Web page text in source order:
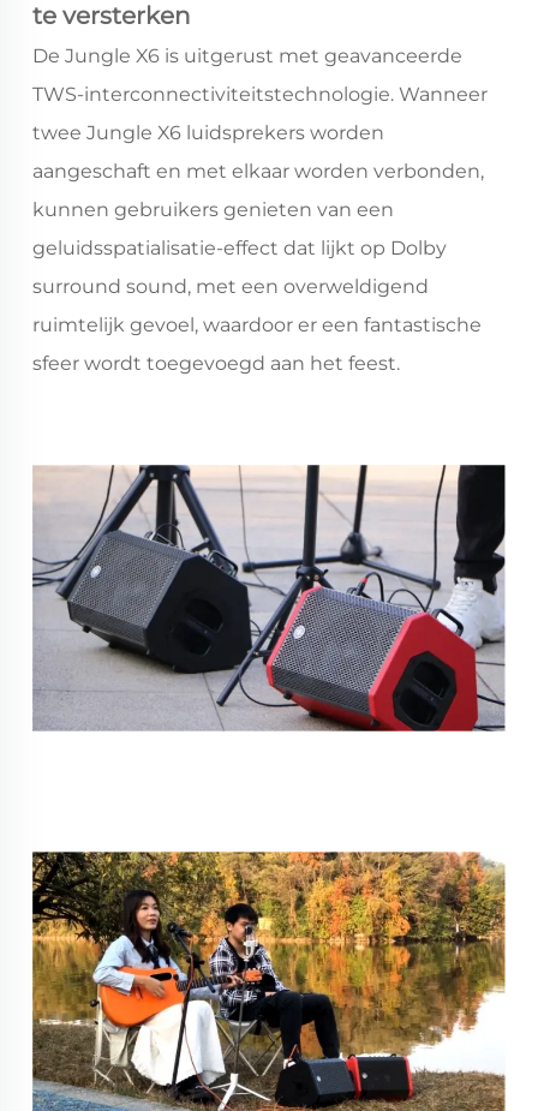
te versterken
De Jungle X6 is uitgerust met geavanceerde
TWS-interconnectiviteitstechnologie. Wanneer
twee Jungle X6 luidsprekers worden
aangeschaft en met elkaar worden verbonden,
kunnen gebruikers genieten van een
geluidsspatialisatie-effect dat lijkt op Dolby
surround sound, met een overweldigend
ruimtelijk gevoel, waardoor er een fantastische
sfeer wordt toegevoegd aan het feest.